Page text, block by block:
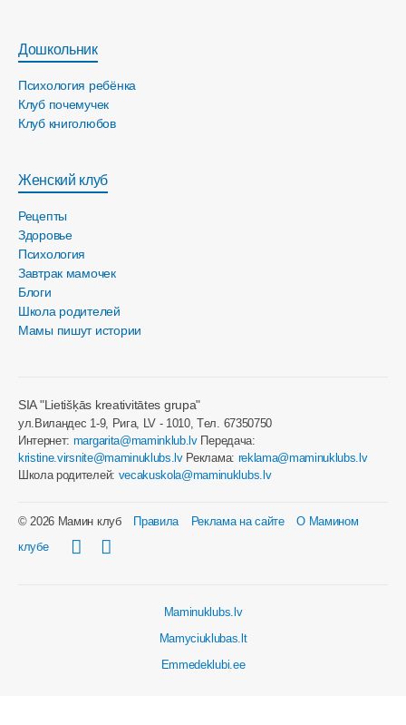
Дошкольник
Психология ребёнка
Клуб почемучек
Клуб книголюбов
Женский клуб
Рецепты
Здоровье
Психология
Завтрак мамочек
Блоги
Школа родителей
Мамы пишут истории
SIA "Lietišķās kreativitātes grupa"
ул.Виландес 1-9, Рига, LV - 1010, Tел. 67350750
Интернет: margarita@maminklub.lvПередача:
kristine.virsnite@maminuklubs.lvРеклама: reklama@maminuklubs.lv
Школа родителей: vecakuskola@maminuklubs.lv
© 2026 Мамин клуб Правила Реклама на сайте
О Мамином
клубе
Maminuklubs.lv
Mamyciuklubas.lt
Emmedeklubi.ee